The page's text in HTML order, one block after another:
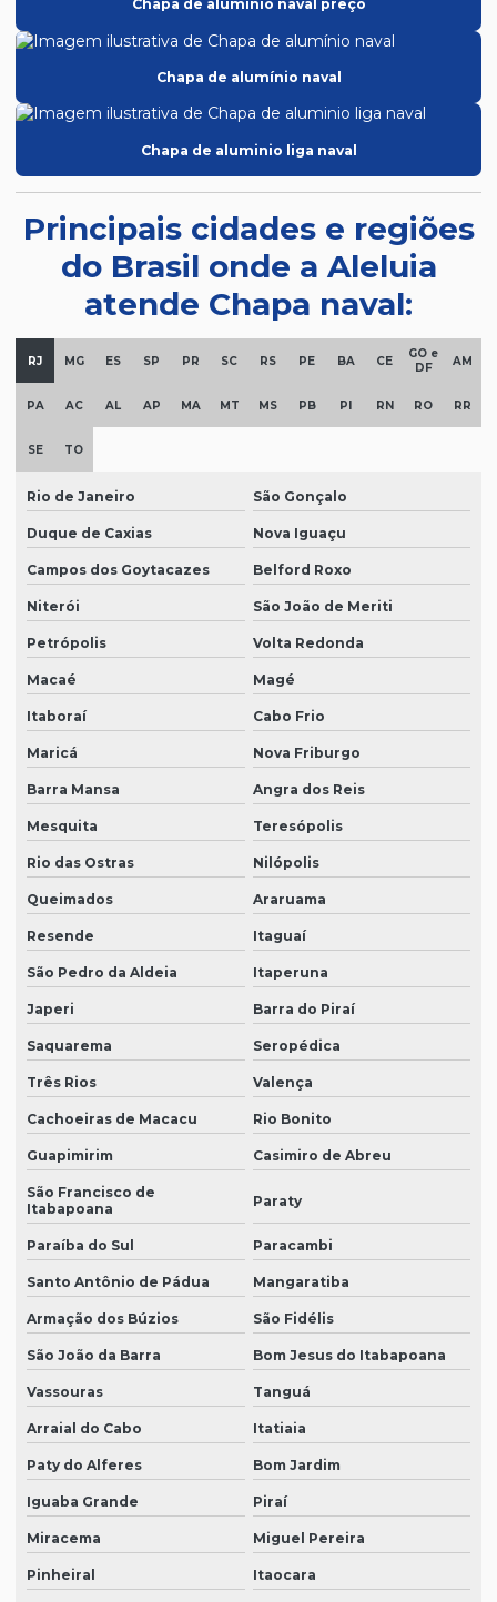
Chapa de alumínio naval preço
Chapa de alumínio naval
Chapa de aluminio liga naval
Principais cidades e regiões
do Brasil onde a Aleluia
atende Chapa naval:
RJ MG ES SP PR SC RS PE BA CE
GO e
DF
AM
PA AC AL AP MA MT MS PB PI RN RO RR
SE TO
Rio de Janeiro São Gonçalo
Duque de Caxias Nova Iguaçu
Campos dos Goytacazes Belford Roxo
Niterói São João de Meriti
Petrópolis Volta Redonda
Macaé Magé
Itaboraí Cabo Frio
Maricá Nova Friburgo
Barra Mansa Angra dos Reis
Mesquita Teresópolis
Rio das Ostras Nilópolis
Queimados Araruama
Resende Itaguaí
São Pedro da Aldeia Itaperuna
Japeri Barra do Piraí
Saquarema Seropédica
Três Rios Valença
Cachoeiras de Macacu Rio Bonito
Guapimirim Casimiro de Abreu
São Francisco de
Itabapoana
Paraty
Paraíba do Sul Paracambi
Santo Antônio de Pádua Mangaratiba
Armação dos Búzios São Fidélis
São João da Barra Bom Jesus do Itabapoana
Vassouras Tanguá
Arraial do Cabo Itatiaia
Paty do Alferes Bom Jardim
Iguaba Grande Piraí
Miracema Miguel Pereira
Pinheiral Itaocara